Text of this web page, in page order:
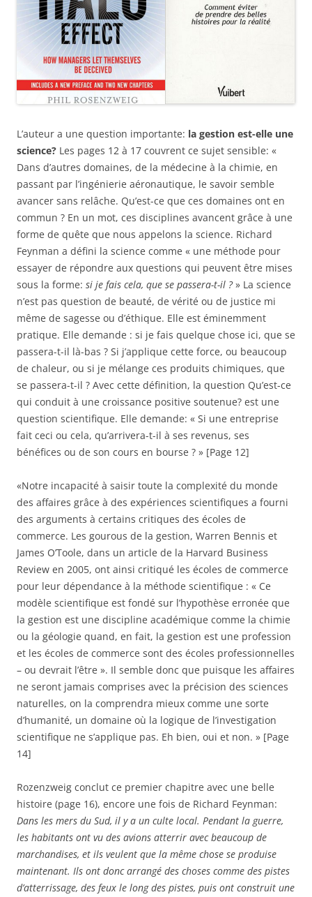
L’auteur a une question importante: la gestion est-elle une
science? Les pages 12 à 17 couvrent ce sujet sensible: «
Dans d’autres domaines, de la médecine à la chimie, en
passant par l’ingénierie aéronautique, le savoir semble
avancer sans relâche. Qu’est-ce que ces domaines ont en
commun ? En un mot, ces disciplines avancent grâce à une
forme de quête que nous appelons la science. Richard
Feynman a défini la science comme « une méthode pour
essayer de répondre aux questions qui peuvent être mises
sous la forme: si je fais cela, que se passera-t-il ?» La science
n’est pas question de beauté, de vérité ou de justice mi
même de sagesse ou d’éthique. Elle est éminemment
pratique. Elle demande : si je fais quelque chose ici, que se
passera-t-il là-bas ? Si j’applique cette force, ou beaucoup
de chaleur, ou si je mélange ces produits chimiques, que
se passera-t-il ? Avec cette définition, la question Qu’est-ce
qui conduit à une croissance positive soutenue? est une
question scientifique. Elle demande: « Si une entreprise
fait ceci ou cela, qu’arrivera-t-il à ses revenus, ses
bénéfices ou de son cours en bourse ? » [Page 12]
«Notre incapacité à saisir toute la complexité du monde
des affaires grâce à des expériences scientifiques a fourni
des arguments à certains critiques des écoles de
commerce. Les gourous de la gestion, Warren Bennis et
James O’Toole, dans un article de la Harvard Business
Review en 2005, ont ainsi critiqué les écoles de commerce
pour leur dépendance à la méthode scientifique : « Ce
modèle scientifique est fondé sur l’hypothèse erronée que
la gestion est une discipline académique comme la chimie
ou la géologie quand, en fait, la gestion est une profession
et les écoles de commerce sont des écoles professionnelles
– ou devrait l’être ». Il semble donc que puisque les affaires
ne seront jamais comprises avec la précision des sciences
naturelles, on la comprendra mieux comme une sorte
d’humanité, un domaine où la logique de l’investigation
scientifique ne s’applique pas. Eh bien, oui et non. » [Page
14]
Rozenzweig conclut ce premier chapitre avec une belle
histoire (page 16), encore une fois de Richard Feynman:
Dans les mers du Sud, il y a un culte local. Pendant la guerre,
les habitants ont vu des avions atterrir avec beaucoup de
marchandises, et ils veulent que la même chose se produise
maintenant. Ils ont donc arrangé des choses comme des pistes
d’atterrissage, des feux le long des pistes, puis ont construit une